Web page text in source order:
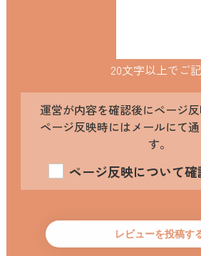
20文字以上でご
運営が内容を確認後にページ反
ページ反映時にはメールにて
す。
ページ反映について確